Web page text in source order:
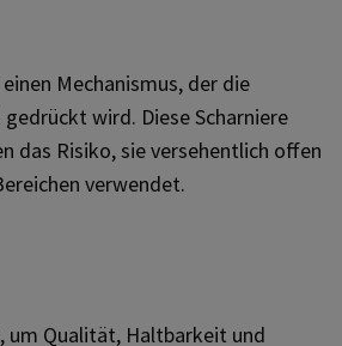
Mechanismus, der die
wird. Diese Scharniere
das Risiko, sie versehentlich offen
verwendet.
um Qualität, Haltbarkeit und